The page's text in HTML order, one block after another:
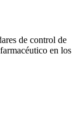
de control de
en los